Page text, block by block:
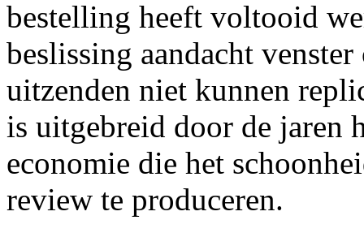
bestelling heeft voltooid
beslissing aandacht
uitzenden niet kunnen
is uitgebreid door de jaren
economie die het
review te produceren.